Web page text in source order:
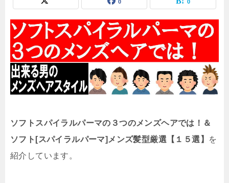
0 0
ソフトスパイラルパーマの３つのメンズヘアでは！＆
ソフト[スパイラルパーマ]メンズ髪型厳選【１５選】
を
紹介しています。